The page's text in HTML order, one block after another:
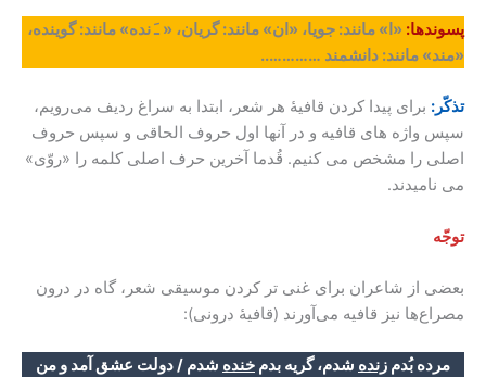
پسوندها: «ا» مانند: جویا، «ان» مانند: گریان، « ﹷ نده» مانند: گوینده،
«مند» مانند: دانشمند …………..
تذکّر: برای پیدا کردن قافیۀ هر شعر، ابتدا به سراغ ردیف می‌رویم،
سپس واژه های قافیه و در آنها اول حروف الحاقی و سپس حروف
اصلی را مشخص می کنیم. قُدما آخرین حرف اصلی کلمه را «روّی»
می نامیدند.
توجّه
بعضی از شاعران برای غنی تر کردن موسیقی شعر، گاه در درون
مصراع‌ها نیز قافیه می‌آورند (قافیۀ درونی):
مرده بُدم زنده شدم، گریه بدم خنده شدم / دولت عشق آمد و من